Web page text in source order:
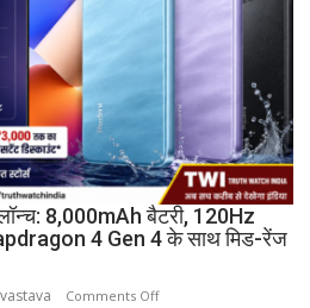
8,000mAh बैटरी, 120Hz
4 Gen 4 के साथ मिड-रेंज
Comments Offon